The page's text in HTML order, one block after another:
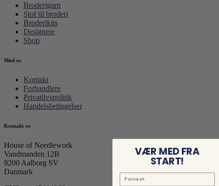
Broderigarn
Stof til broderi
Broderikits
Designere
Shop
Mød os
Kontakt
Forhandlere
Privatlivspolitik
Handelsbetingelser
Kontakt os
House of Needlework
Vandmanden 12B
9200 Aalborg SV
Danmark
VÆR MED FRA
START!